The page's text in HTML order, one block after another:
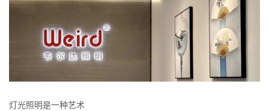
灯光照明是一种艺术